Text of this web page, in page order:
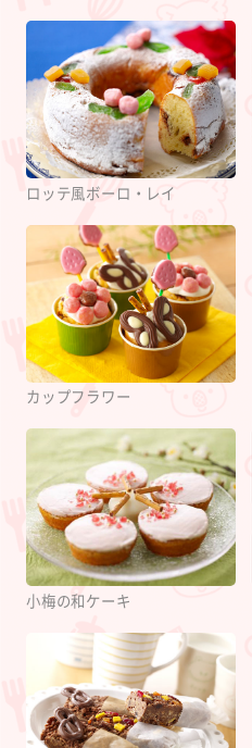
ロッテ風ボーロ・レイ
カップフラワー
小梅の和ケーキ